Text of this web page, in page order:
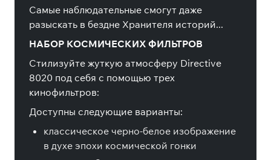
Самые наблюдательные смогут даже
разыскать в бездне Хранителя историй...
НАБОР КОСМИЧЕСКИХ ФИЛЬТРОВ
Стилизуйте жуткую атмосферу Directive
8020 под себя с помощью трех
кинофильтров:
Доступны следующие варианты:
классическое черно-белое изображение
в духе эпохи космической гонки